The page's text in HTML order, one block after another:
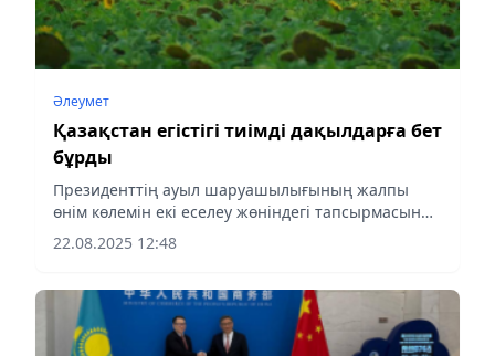
Әлеумет
Қазақстан егістігі тиімді дақылдарға бет
бұрды
Президенттің ауыл шаруашылығының жалпы
өнім көлемін екі еселеу жөніндегі тапсырмасын
орындауға арналған Жол картасы аясында Ауыл
шаруашылығы министрлігі егіс алқаптарын
22.08.2025 12:48